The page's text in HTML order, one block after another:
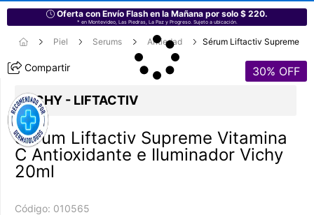
Oferta con Envío Flash en la Mañana por solo $ 220.
* en Montevideo, Las Piedras, La Paz y Progreso. Sujeto a ubicación.
Piel Serums Antiedad Sérum Liftactiv Supreme
Compartir 30% OFF
VICHY - LIFTACTIV
Sérum Liftactiv Supreme Vitamina
C Antioxidante e Iluminador Vichy
20ml
Código: 010565